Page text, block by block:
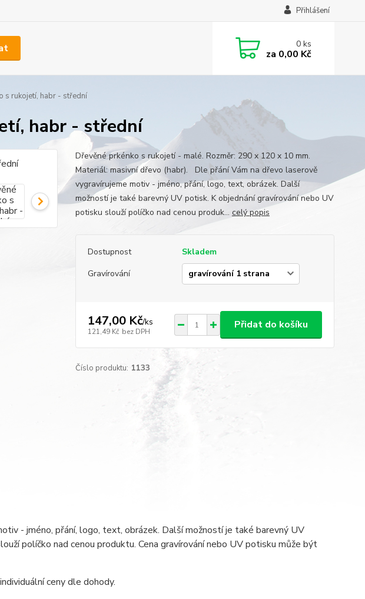
Přihlášení
0ks
za 0,00 Kč
s rukojetí, habr - střední
habr - střední
Dřevěné prkénko s rukojetí - malé. Rozměr: 290 x 120 x 10 mm.
Materiál: masivní dřevo (habr). Dle přání Vám na dřevo laserově
vygravírujeme motiv - jméno, přání, logo, text, obrázek. Další
možností je také barevný UV potisk. K objednání gravírování nebo UV
potisku slouží políčko nad cenou produk... celý popis
Dostupnost
Skladem
Gravírování
147,00 Kč/ks
121,49 Kč bez DPH
Přidat do košíku
Číslo produktu: 1133
- jméno, přání, logo, text, obrázek. Další možností je také barevný UV
políčko nad cenou produktu. Cena gravírování nebo UV potisku může být
ceny dle dohody.